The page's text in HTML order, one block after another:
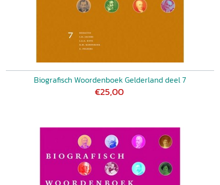
Biografisch Woordenboek Gelderland deel 7
€25,00